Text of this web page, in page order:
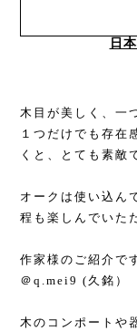
日
木目が美しく、一
１つだけでも存在
くと、とても素敵
オークは使い込ん
程も楽しんでいた
作家様のご紹介で
＠q.mei9 (久銘）
木のコンポートや